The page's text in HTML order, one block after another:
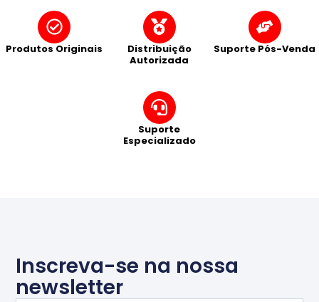
Produtos Originais
Distribuição
Autorizada
Suporte Pós-Venda
Suporte
Especializado
Inscreva-se na nossa
newsletter